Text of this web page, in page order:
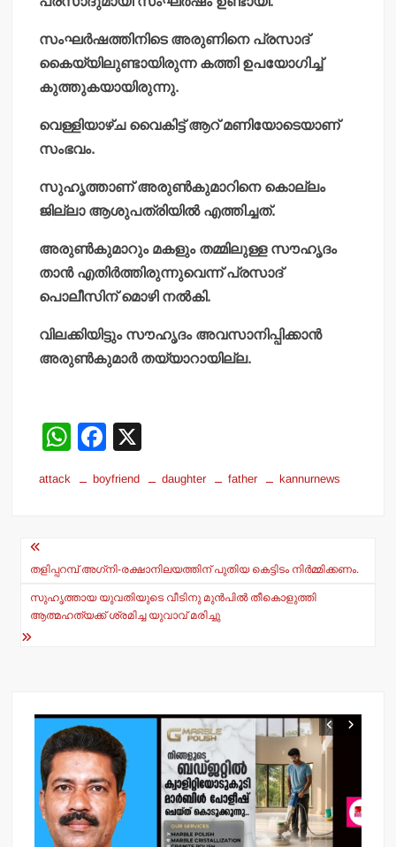
സംഘര്‍ഷത്തിനിടെ അരുണിനെ പ്രസാദ്
കൈയ്യിലുണ്ടായിരുന്ന കത്തി ഉപയോഗിച്ച്
കുത്തുകയായിരുന്നു.
വെള്ളിയാഴ്ച വൈകിട്ട് ആറ് മണിയോടെയാണ്
സംഭവം.
സുഹൃത്താണ് അരുണ്‍കുമാറിനെ കൊല്ലം
ജില്ലാ ആശുപത്രിയില്‍ എത്തിച്ചത്.
അരുണ്‍കുമാറും മകളും തമ്മിലുള്ള സൗഹൃദം
താന്‍ എതിര്‍ത്തിരുന്നുവെന്ന് പ്രസാദ്
പൊലീസിന് മൊഴി നല്‍കി.
വിലക്കിയിട്ടും സൗഹൃദം അവസാനിപ്പിക്കാന്‍
അരുണ്‍കുമാര്‍ തയ്യാറായില്ല.
W
at
p
p
F
a
c
o
o
attack boyfriend daughter father kannurnews
Post
navigation
തളിപ്പറമ്പ് അഗ്‌നി-രക്ഷാനിലയത്തിന് പുതിയ കെട്ടിടം നിര്‍മ്മിക്കണം.
സുഹൃത്തായ യുവതിയുടെ വീടിനു മുന്‍പില്‍ തീകൊളുത്തി
ആത്മഹത്യക്ക് ശ്രമിച്ച യുവാവ് മരിച്ചു